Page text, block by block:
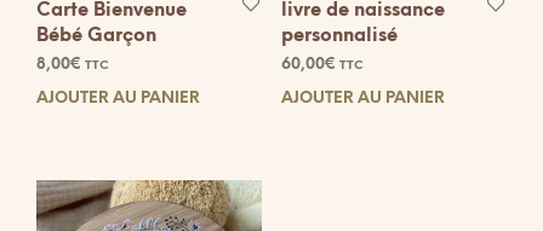
Carte Bienvenue
Bébé Garçon
8,00€ TTC
AJOUTER AU PANIER
livre de naissance
personnalisé
60,00€ TTC
AJOUTER AU PANIER